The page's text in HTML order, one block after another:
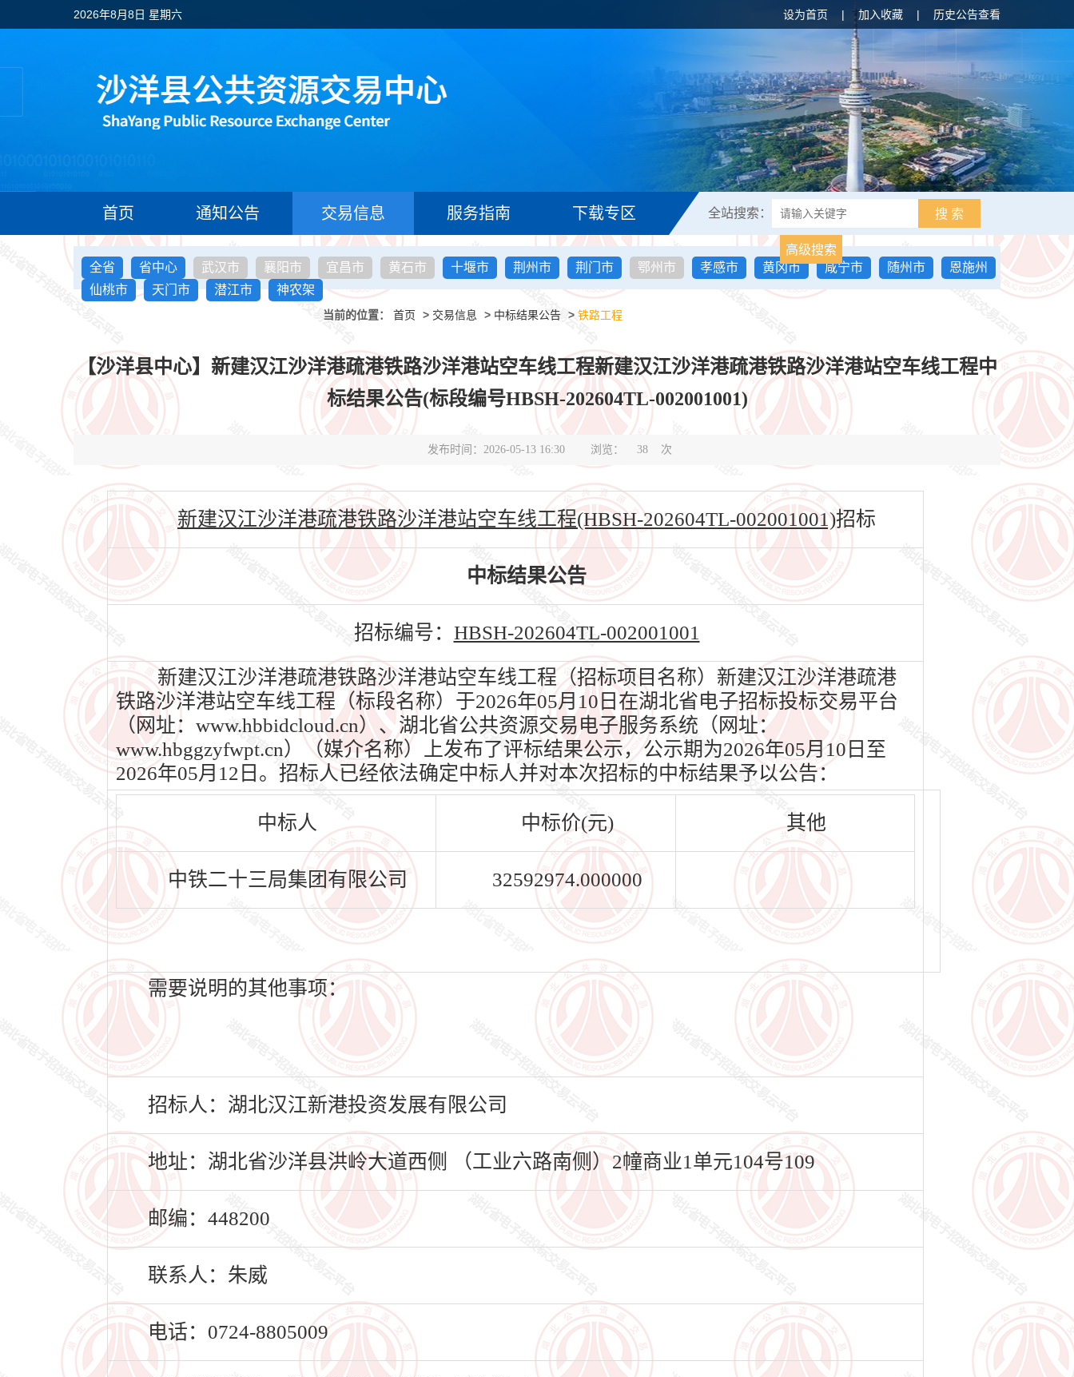
2026年8月8日 星期六 设为首页 | 加入收藏 | 历史公告查看
首页 通知公告 交易信息 服务指南 下载专区 全站搜索： 搜 索
高级搜索
全省
省中心 武汉市 襄阳市 宜昌市 黄石市 十堰市 荆州市 荆门市 鄂州市 孝感市 黄冈市 咸宁市 随州市
恩施州
仙桃市
天门市 潜江市 神农架
当前的位置： 首页 > 交易信息 > 中标结果公告 > 铁路工程
【沙洋县中心】新建汉江沙洋港疏港铁路沙洋港站空车线工程新建汉江沙洋港疏港铁路沙洋港站空车线工程中
标结果公告(标段编号HBSH-202604TL-002001001)
发布时间：2026-05-13 16:30 浏览： 38 次
新建汉江沙洋港疏港铁路沙洋港站空车线工程(HBSH-202604TL-002001001)招标
中标结果公告
招标编号： HBSH-202604TL-002001001
新建汉江沙洋港疏港铁路沙洋港站空车线工程（招标项目名称）新建汉江沙洋港疏港
铁路沙洋港站空车线工程（标段名称）于2026年05月10日在湖北省电子招标投标交易平台
（网址：www.hbbidcloud.cn）、湖北省公共资源交易电子服务系统（网址：
www.hbggzyfwpt.cn）（媒介名称）上发布了评标结果公示，公示期为2026年05月10日至
2026年05月12日。招标人已经依法确定中标人并对本次招标的中标结果予以公告：
中标人 中标价(元) 其他
中铁二十三局集团有限公司 32592974.000000
需要说明的其他事项：
招标人：湖北汉江新港投资发展有限公司
地址：湖北省沙洋县洪岭大道西侧 （工业六路南侧）2幢商业1单元104号109
邮编：448200
联系人：朱威
电话：0724-8805009